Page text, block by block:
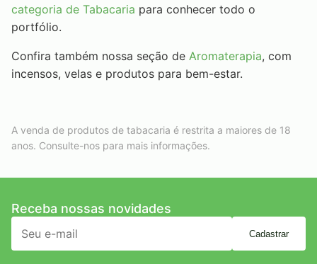
categoria de Tabacaria para conhecer todo o
portfólio.
Confira também nossa seção de Aromaterapia, com
incensos, velas e produtos para bem-estar.
A venda de produtos de tabacaria é restrita a maiores de 18
anos. Consulte-nos para mais informações.
Receba nossas novidades
Cadastrar